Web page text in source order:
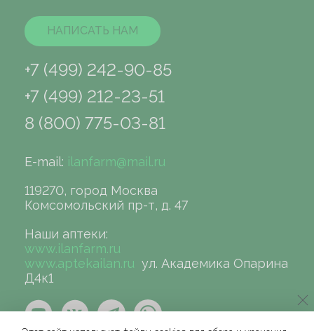
НАПИСАТЬ НАМ
+7 (499) 242-90-85
+7 (499) 212-23-51
8 (800) 775-03-81
E-mail: ilanfarm@mail.ru
119270, город Москва
Комсомольский пр-т, д. 47
Наши аптеки:
www.ilanfarm.ru
www.aptekailan.ru ул. Академика Опарина
Д4к1